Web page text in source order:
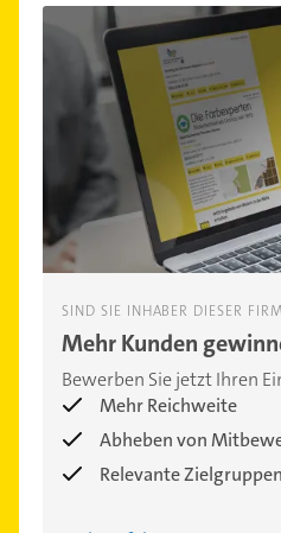
SIND SIE INHABER DIESER
Mehr Kunden
Bewerben Sie jetzt Ihren
Mehr Reichweite
Abheben von
Relevante